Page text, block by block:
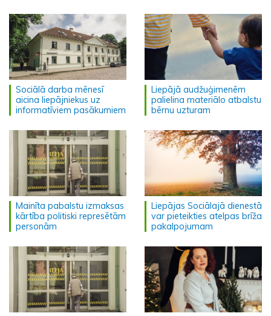
Sociālā darba mēnesī
aicina liepājniekus uz
informatīviem pasākumiem
Liepājā audžuģimenēm
palielina materiālo atbalstu
bērnu uzturam
Mainīta pabalstu izmaksas
kārtība politiski represētām
personām
Liepājas Sociālajā dienestā
var pieteikties atelpas brīža
pakalpojumam